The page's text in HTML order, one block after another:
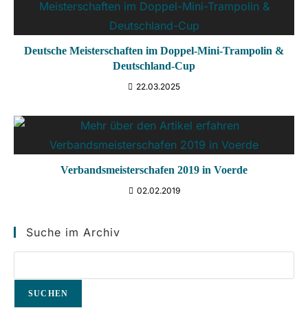
Deutsche Meisterschaften im Doppel-Mini-Trampolin &
Deutschland-Cup
22.03.2025
Verbandsmeisterschafen 2019 in Voerde
02.02.2019
Suche im Archiv
SUCHEN